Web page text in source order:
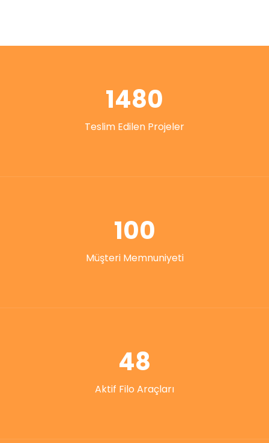
1480
Teslim Edilen Projeler
100
Müşteri Memnuniyeti
48
Aktif Filo Araçları